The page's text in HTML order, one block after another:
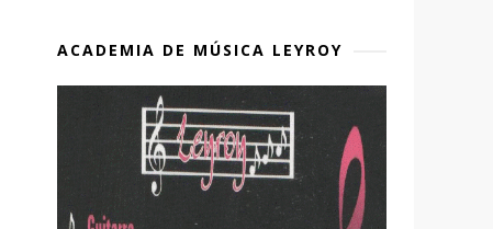
ACADEMIA DE MÚSICA LEYROY